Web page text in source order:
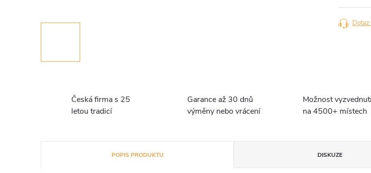
cena:
Česká firma s 25
letou tradicí
Garance až 30 dnů
výměny nebo vrácení
Možnost
na 4500+ místech
POPIS PRODUKTU DISKUZE